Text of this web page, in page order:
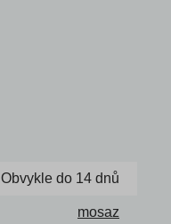
Obvykle do 14 dnů
mosaz